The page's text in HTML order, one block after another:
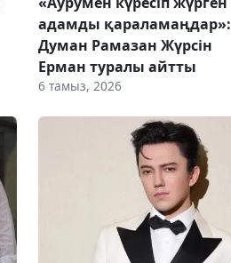
адамды қараламаңдар»:
Думан Рамазан Жүрсін
Ерман туралы айтты
6 тамыз, 2026